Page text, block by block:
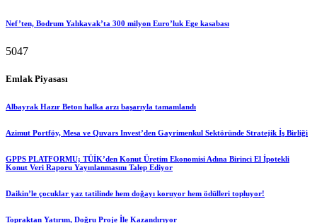
Nef’ten, Bodrum Yalıkavak’ta 300 milyon Euro’luk Ege kasabası
5047
Emlak Piyasası
Albayrak Hazır Beton halka arzı başarıyla tamamlandı
Azimut Portföy, Mesa ve Quvars Invest’den Gayrimenkul Sektöründe Stratejik İş Birliği
GPPS PLATFORMU; TÜİK’den Konut Üretim Ekonomisi Adına Birinci El İpotekli
Konut Veri Raporu Yayınlanmasını Talep Ediyor
Daikin’le çocuklar yaz tatilinde hem doğayı koruyor hem ödülleri topluyor!
Topraktan Yatırım, Doğru Proje İle Kazandırıyor